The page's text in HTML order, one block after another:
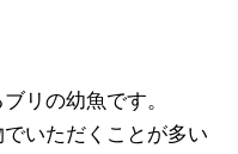
リの幼魚です。
いただくことが多い